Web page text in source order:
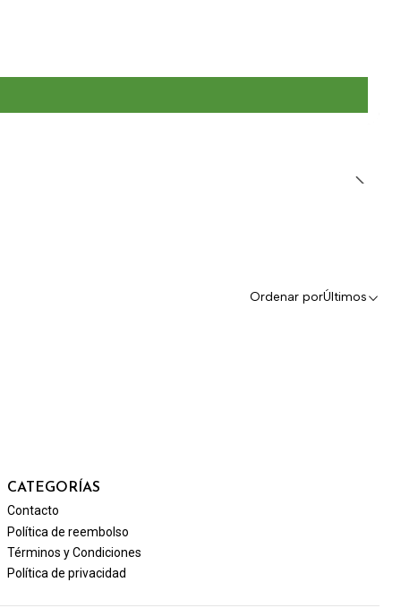
Ordenar porÚltimos
CATEGORÍAS
Contacto
Política de reembolso
Términos y Condiciones
Política de privacidad